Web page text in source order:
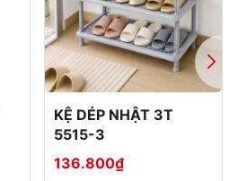
KỆ DÉP NHẬT 3T
5515-3
136.800₫